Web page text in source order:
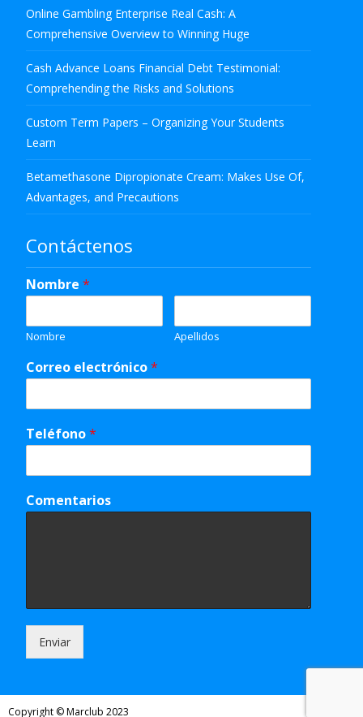
Online Gambling Enterprise Real Cash: A
Comprehensive Overview to Winning Huge
Cash Advance Loans Financial Debt Testimonial:
Comprehending the Risks and Solutions
Custom Term Papers – Organizing Your Students
Learn
Betamethasone Dipropionate Cream: Makes Use Of,
Advantages, and Precautions
Contáctenos
Nombre *
Nombre Apellidos
Correo electrónico*
Teléfono*
Comentarios
Enviar
Copyright © Marclub 2023